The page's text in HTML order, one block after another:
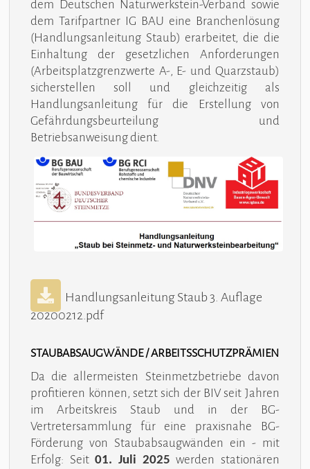
dem Deutschen Naturwerkstein-Verband sowie
dem Tarifpartner IG BAU eine Branchenlösung
(Handlungsanleitung Staub) erarbeitet, die die
Einhaltung der gesetzlichen Anforderungen
(Arbeitsplatzgrenzwerte A-, E- und Quarzstaub)
sicherstellen soll und gleichzeitig als
Handlungsanleitung für die Erstellung von
Gefährdungsbeurteilung und
Betriebsanweisung dient.
Handlungsanleitung Staub 3. Auflage
20200212.pdf
STAUBABSAUGWÄNDE / ARBEITSSCHUTZPRÄMIEN
Da die allermeisten Steinmetzbetriebe davon
profitieren können, setzt sich der BIV seit Jahren
im Arbeitskreis Staub und in der BG-
Vertretersammlung für eine praxisnahe BG-
Förderung von Staubabsaugwänden ein - mit
Erfolg: Seit 01. Juli 2025 werden stationären